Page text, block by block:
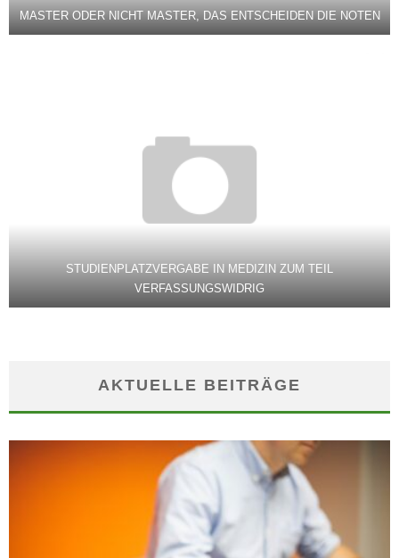
MASTER ODER NICHT MASTER, DAS ENTSCHEIDEN DIE NOTEN
STUDIENPLATZVERGABE IN MEDIZIN ZUM TEIL
VERFASSUNGSWIDRIG
AKTUELLE BEITRÄGE